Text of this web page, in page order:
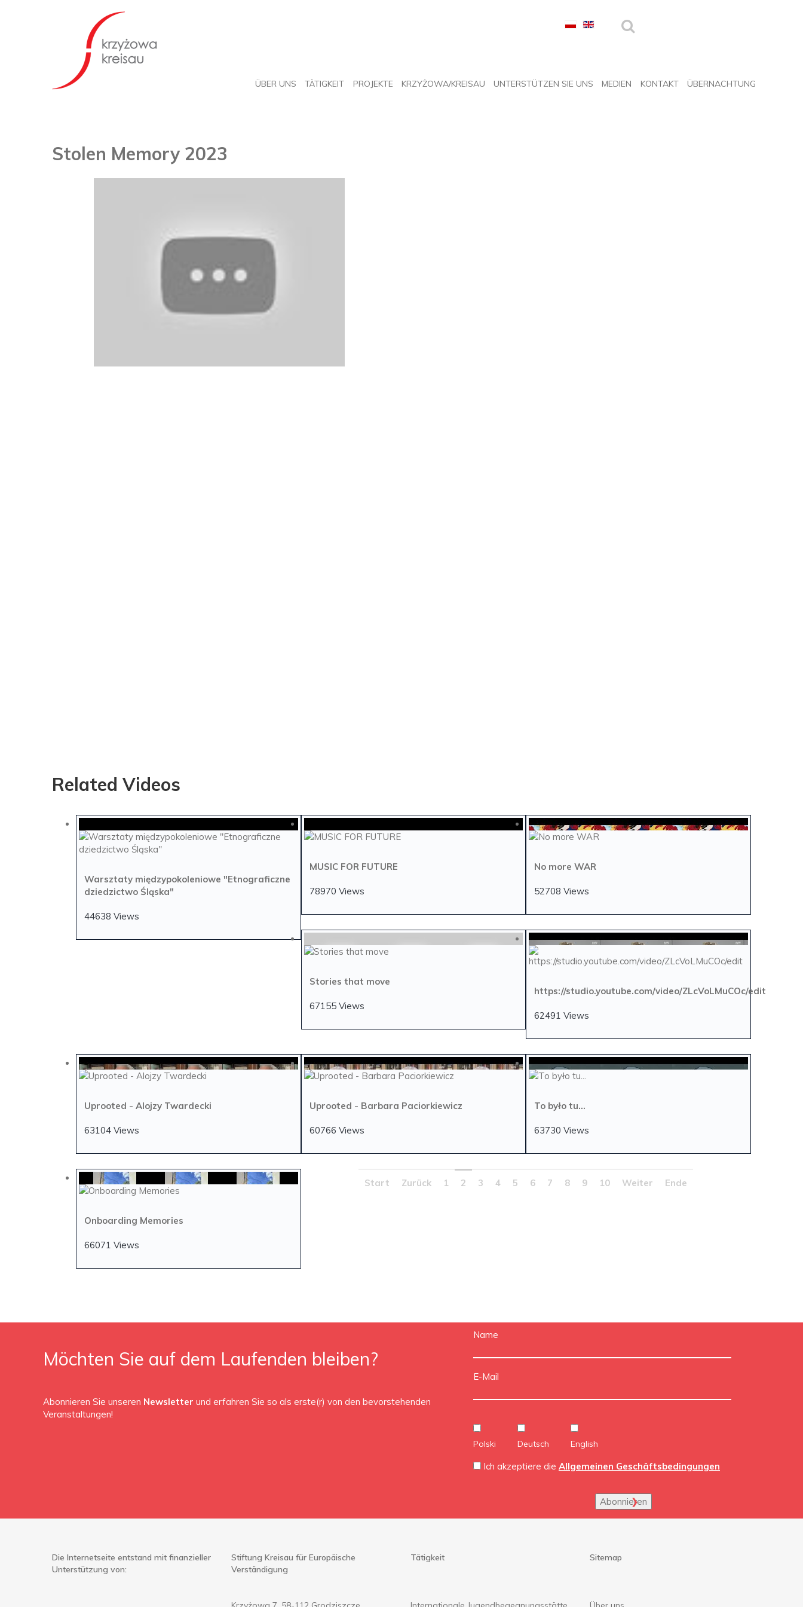
ÜBER UNS TÄTIGKEIT PROJEKTE KRZYŻOWA/KREISAU UNTERSTÜTZEN SIE UNS MEDIEN KONTAKT ÜBERNACHTUNG
Stolen Memory 2023
Related Videos
Warsztaty międzypokoleniowe "Etnograficzne
dziedzictwo Śląska"
44638 Views
MUSIC FOR FUTURE
78970 Views
No more WAR
52708 Views
Stories that move
67155 Views
https://studio.youtube.com/video/ZLcVoLMuCOc/edit
62491 Views
Uprooted - Alojzy Twardecki
63104 Views
Uprooted - Barbara Paciorkiewicz
60766 Views
To było tu...
63730 Views
Onboarding Memories
66071 Views
Start Zurück 1 2 3 4 5 6 7 8 9 10 Weiter Ende
Möchten Sie auf dem Laufenden bleiben?
Abonnieren Sie unseren Newsletter und erfahren Sie so als erste(r) von den bevorstehenden
Veranstaltungen!
Name
E-Mail
Polski Deutsch English
Ich akzeptiere die Allgemeinen Geschäftsbedingungen
Abonnieren
Die Internetseite entstand mit finanzieller
Unterstützung von:
Stiftung Kreisau für Europäische
Verständigung
Tätigkeit Sitemap